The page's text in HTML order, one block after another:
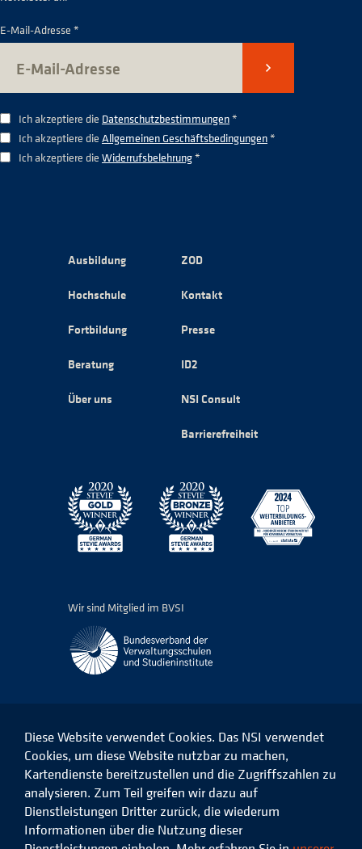
E-Mail-Adresse *
Senden
Ich akzeptiere die Datenschutzbestimmungen*
Ich akzeptiere die Allgemeinen Geschäftsbedingungen*
Ich akzeptiere die Widerrufsbelehrung*
Ausbildung
Hochschule
Fortbildung
Beratung
Über uns
ZOD
Kontakt
Presse
ID2
NSI Consult
Barrierefreiheit
Wir sind Mitglied im BVSI
Das
NSI
Facebook
Das
NSI
auf
LinkedIn
Das
NSI
auf
Instagram
Das
Xing
Diese Website verwendet Cookies. Das NSI verwendet
Cookies, um diese Website nutzbar zu machen,
Kartendienste bereitzustellen und die Zugriffszahlen zu
analysieren. Zum Teil greifen wir dazu auf
Dienstleistungen Dritter zurück, die wiederum
Informationen über die Nutzung dieser